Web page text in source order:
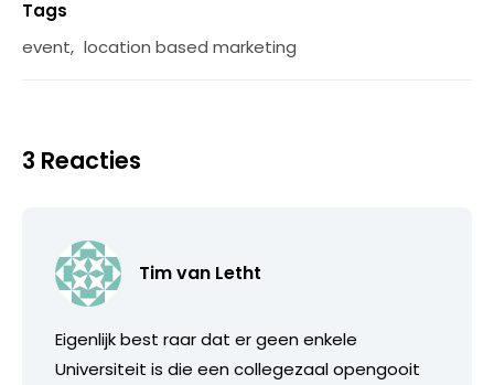
Tags
event, location based marketing
3 Reacties
Tim van Letht
Eigenlijk best raar dat er geen enkele
Universiteit is die een collegezaal opengooit